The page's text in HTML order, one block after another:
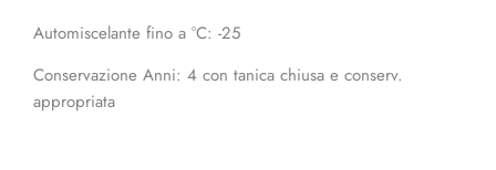
Automiscelante fino a °C: -25
Conservazione Anni: 4 con tanica chiusa e conserv.
appropriata